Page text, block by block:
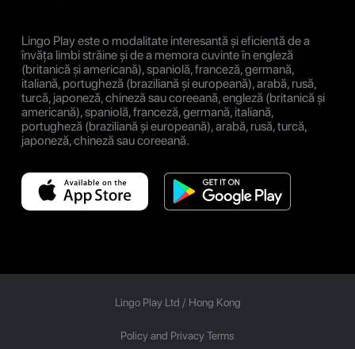
Lingo Play este o modalitate interesantă și eficientă de a
învăța limbi străine și de a memora cuvinte în engleză
(britanică și americană), spaniolă, franceză, germană,
italiană, portugheză (braziliană și europeană), arabă, rusă,
turcă, japoneză, chineză sau coreeană, engleză (britanică și
americană), spaniolă, franceză, germană, italiană,
portugheză (braziliană și europeană), arabă, rusă, turcă,
japoneză, chineză sau coreeană.
Lingo Play Ltd / Hong Kong
Policy and Privacy Terms